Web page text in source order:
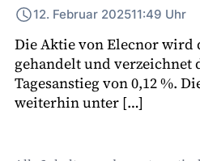
12. Februar 202511:49 Uhr
Die Aktie von Elecnor wird
gehandelt und
Tagesanstieg von 0,12 %.
weiterhin unter […]